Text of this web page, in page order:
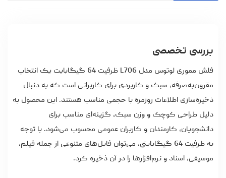
بررسی تخصصی
فلش مموری لوتوس
مدل L706 ظرفیت 64 گیگابایت یک انتخاب
مقرون‌به‌صرفه، سبک و کاربردی برای کاربرانی است که به دنبال
ذخیره‌سازی اطلاعات روزمره با حجمی مناسب هستند. این محصول به
دلیل طراحی کوچک و وزن سبک، گزینه‌ای مناسب برای
دانشجویان، کارمندان و کاربران عمومی محسوب می‌شود. با توجه
به ظرفیت 64 گیگابایتی، می‌توان فایل‌های متنوعی از جمله فیلم،
موسیقی، اسناد و نرم‌افزارها را در آن ذخیره کرد.